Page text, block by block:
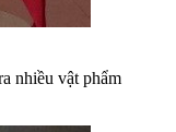
nhiều vật phẩm